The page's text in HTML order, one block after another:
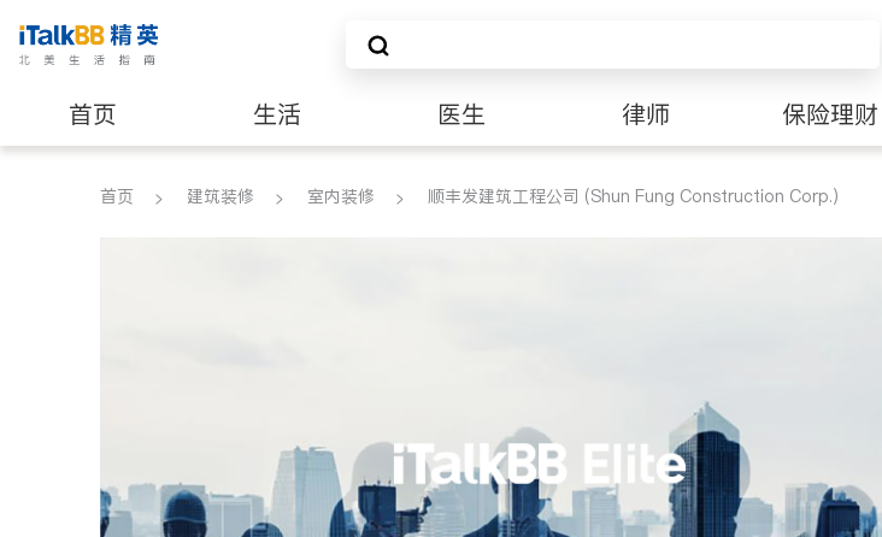
首页 生活 医生 律师 保险理财
养老 非盈利组织
首页 建筑装修 室内装修 顺丰发建筑工程公司 (Shun Fung Construction Corp.)